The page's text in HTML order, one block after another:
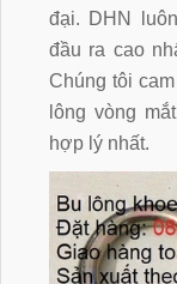
đại. DHN
đầu ra cao
Chúng tôi
lông vòng mắt
hợp lý nhất.